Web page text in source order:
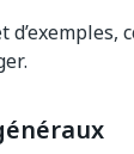
d’exemples,